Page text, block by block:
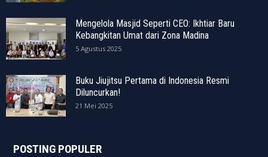
Mengelola Masjid Seperti CEO: Ikhtiar Baru
Kebangkitan Umat dari Zona Madina
5 Agustus 2025
Buku Jiujitsu Pertama di Indonesia Resmi
Diluncurkan!
21 Mei 2025
POSTING POPULER